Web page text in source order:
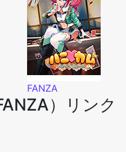
FANZA
）リンク